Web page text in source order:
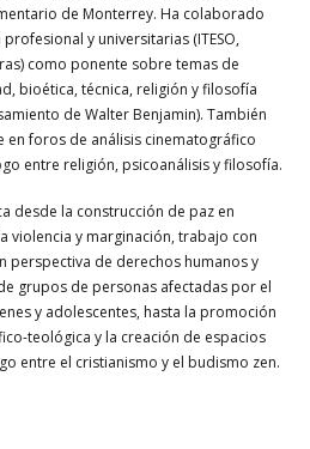
de Monterrey. Ha colaborado
y universitarias (ITESO,
como ponente sobre temas de
bioética, técnica, religión y filosofía
de Walter Benjamin). También
foros de análisis cinematográfico
entre religión, psicoanálisis y filosofía.
desde la construcción de paz en
violencia y marginación, trabajo con
perspectiva de derechos humanos y
grupos de personas afectadas por el
y adolescentes, hasta la promoción
teológica y la creación de espacios
entre el cristianismo y el budismo zen.